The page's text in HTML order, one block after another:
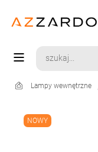
Lampy wewnętrzne
NOWY